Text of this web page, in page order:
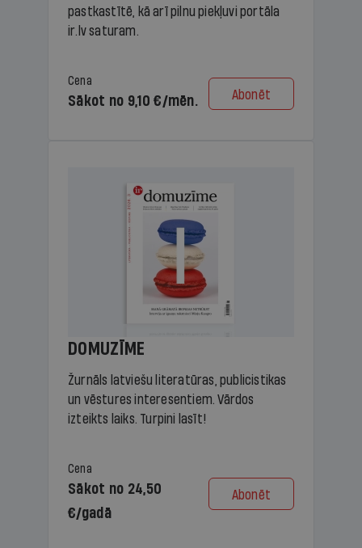
pastkastītē, kā arī pilnu piekļuvi portāla
ir.lv saturam.
Cena
Sākot no 9,10 €/mēn. Abonēt
DOMUZĪME
Žurnāls latviešu literatūras, publicistikas
un vēstures interesentiem. Vārdos
izteikts laiks. Turpini lasīt!
Cena
Sākot no 24,50
€/gadā
Abonēt